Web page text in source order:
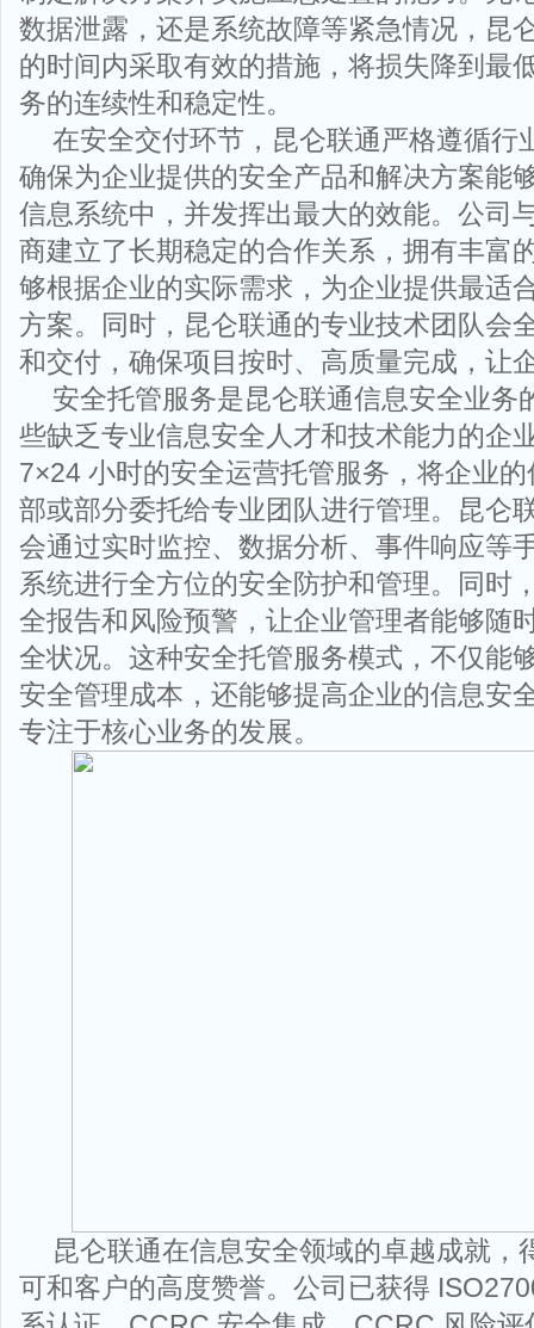
数据泄露，还是系统故障等紧急情况，昆
的时间内采取有效的措施，将损失降到最
务的连续性和稳定性。
在安全交付环节，昆仑联通严格遵循行
确保为企业提供的安全产品和解决方案能
信息系统中，并发挥出最大的效能。公司
商建立了长期稳定的合作关系，拥有丰富
够根据企业的实际需求，为企业提供最适
方案。同时，昆仑联通的专业技术团队会
和交付，确保项目按时、高质量完成，让
安全托管服务是昆仑联通信息安全业务
些缺乏专业信息安全人才和技术能力的企
7×24 小时的安全运营托管服务，将企业
部或部分委托给专业团队进行管理。昆仑
会通过实时监控、数据分析、事件响应等
系统进行全方位的安全防护和管理。同时
全报告和风险预警，让企业管理者能够随
全状况。这种安全托管服务模式，不仅能
安全管理成本，还能够提高企业的信息安
专注于核心业务的发展。
昆仑联通在信息安全领域的卓越成就，
可和客户的高度赞誉。公司已获得